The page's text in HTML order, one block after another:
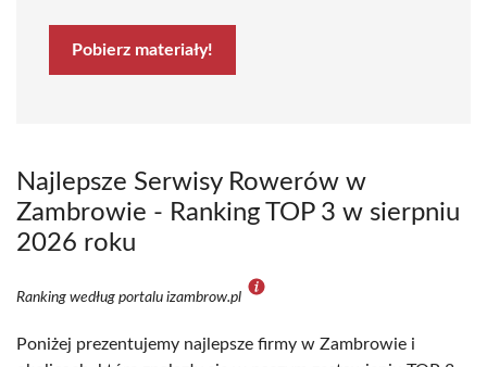
Pobierz materiały!
Najlepsze Serwisy Rowerów w
Zambrowie - Ranking TOP 3 w sierpniu
2026 roku
Ranking według portalu izambrow.pl
Poniżej prezentujemy najlepsze firmy w Zambrowie i